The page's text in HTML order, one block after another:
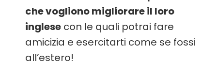
che vogliono migliorare il loro
inglese con le quali potrai fare
amicizia e esercitarti come se fossi
all’estero!